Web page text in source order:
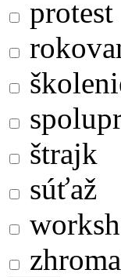
protest
štrajk
súťaž